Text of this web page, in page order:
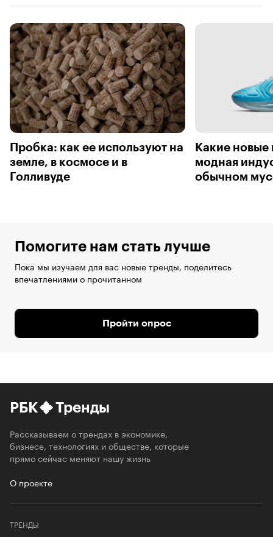
Пробка: как ее используют на
земле, в космосе и в
Голливуде
Какие
модная
обычном
Помогите нам стать лучше
Пока мы изучаем для вас новые тренды, поделитесь
впечатлениями о прочитанном
Пройти опрос
РБК Тренды
Рассказываем о трендах в экономике,
бизнесе, технологиях и обществе, которые
прямо сейчас меняют нашу жизнь
О проекте
ТРЕНДЫ